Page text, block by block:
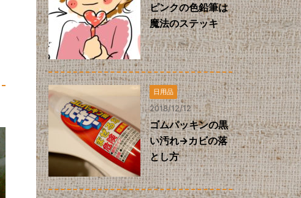
ピンクの色鉛筆は
魔法のステッキ
日用品
2018/12/12
ゴムパッキンの黒
い汚れ→カビの落
とし方